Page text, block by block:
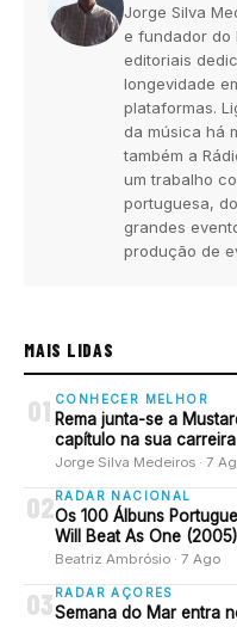
Jorge Silva
e fundador do
editoriais
longevidade
plataformas.
da música há
também a
um trabalho
portuguesa,
grandes
produção de
MAIS LIDAS
01 CONHECER MELHOR
Rema junta-se a
capítulo na sua carreira
Jorge Silva Medeiros · 7
02 RADAR NACIONAL
Os 100 Álbuns
Will Beat As One (2005)
Beatriz Ambrósio · 7 Ago
03 RADAR AÇORES
Semana do Mar entra